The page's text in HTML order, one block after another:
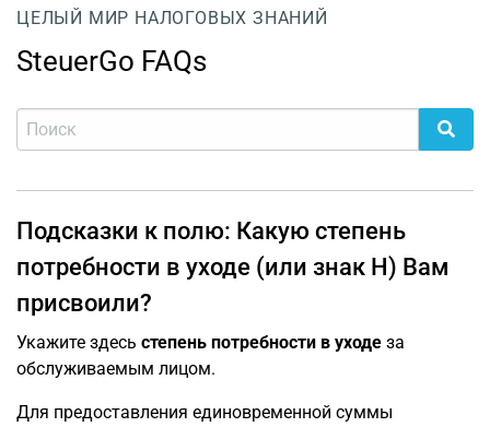
ЦЕЛЫЙ МИР НАЛОГОВЫХ ЗНАНИЙ
SteuerGo FAQs
Подсказки к полю: Какую степень
потребности в уходе (или знак H) Вам
присвоили?
Укажите здесь степень потребности в уходе за
обслуживаемым лицом.
Для предоставления единовременной суммы